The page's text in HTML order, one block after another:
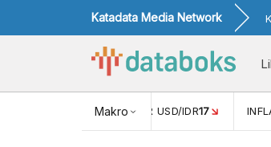
Katadata Media Network
Makro
NILAI TUKAR USD/IDR17